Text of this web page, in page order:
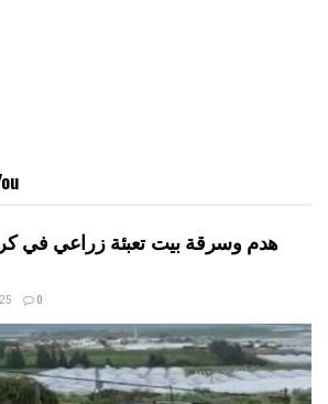
هدم وسرقة بيت تعبئة زراعي في
0